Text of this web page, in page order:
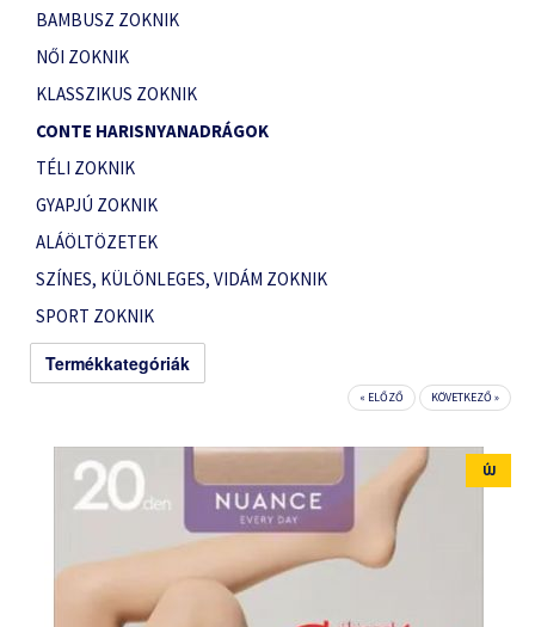
BAMBUSZ ZOKNIK
NŐI ZOKNIK
KLASSZIKUS ZOKNIK
CONTE HARISNYANADRÁGOK
TÉLI ZOKNIK
GYAPJÚ ZOKNIK
ALÁÖLTÖZETEK
SZÍNES, KÜLÖNLEGES, VIDÁM ZOKNIK
SPORT ZOKNIK
Termékkategóriák
« ELŐZŐ KÖVETKEZŐ »
ÚJ